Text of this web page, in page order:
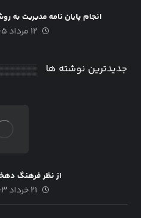
انجام پایان نامه مدیریت
۱۲ مرداد ۱۴۰۵
جدیدترین نوشته ها
از نظر فرهنگ
۲۱ خرداد ۱۴۰۳